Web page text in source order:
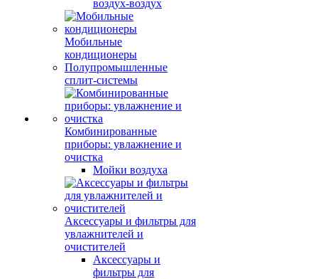
воздух-воздух
Мобильные
кондиционеры
Полупромышленные
сплит-системы
Комбинированные
приборы: увлажнение и
очистка
Мойки воздуха
Аксессуары и фильтры для
увлажнителей и
очистителей
Аксессуары и
фильтры для